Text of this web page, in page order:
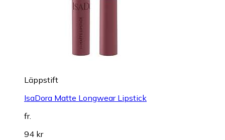
Läppstift
IsaDora Matte Longwear Lipstick
fr.
94 kr